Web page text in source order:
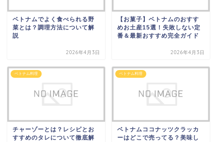
ベトナムでよく食べられる野
菜とは？調理方法について解
説
2026年4月3日
【お菓子】ベトナムのおすす
めお土産15選！失敗しない定
番＆最新おすすめ完全ガイド
2026年4月3日
ベトナム料理
チャーゾーとは？レシピとお
すすめのタレについて徹底解
ベトナム料理
ベトナムココナッツクラッカ
ーはどこで売ってる？美味し